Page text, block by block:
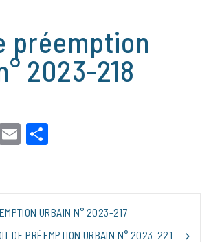
préemption
2023-218
Email
URBAIN N° 2023-217
DE PRÉEMPTION URBAIN N° 2023-221